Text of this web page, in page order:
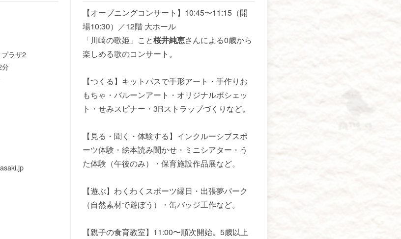
ラザ2
分
【オープニングコンサート】10:45〜11:15（開
場10:30）／12階 大ホール
「川崎の歌姫」こと桜井純恵さんによる0歳から
楽しめる歌のコンサート。
【つくる】キットパスで手形アート・手作りお
もちゃ・バルーンアート・オリジナルポシェッ
ト・せみスピナー・3Rストラップづくりなど。
【見る・聞く・体験する】インクルーシブスポ
ーツ体験・絵本読み聞かせ・ミニシアター・う
た体験（午後のみ）・保育施設作品展など。
【遊ぶ】わくわくスポーツ縁日・出張夢パーク
（自然素材で遊ぼう）・缶バッジ工作など。
【親子の食育教室】11:00〜順次開始。5歳以上